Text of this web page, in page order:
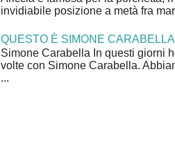
invidiabile posizione a metà fra
QUESTO È SIMONE CARABELLA
Simone Carabella In questi giorni
volte con Simone Carabella.
...